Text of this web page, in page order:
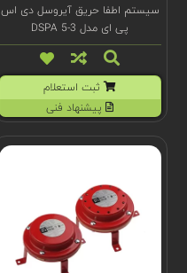
سیستم اطفا حریق آیروسل دی اس
پی ای مدل DSPA 5-3
ثبت استعلام
پیشنهاد فنی